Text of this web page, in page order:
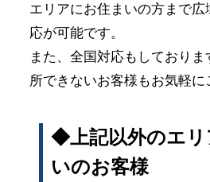
エリアにお住まいの方まで
応が可能です。
また、全国対応もしており
所できないお客様もお気軽に
◆上記以外のエリ
いのお客様